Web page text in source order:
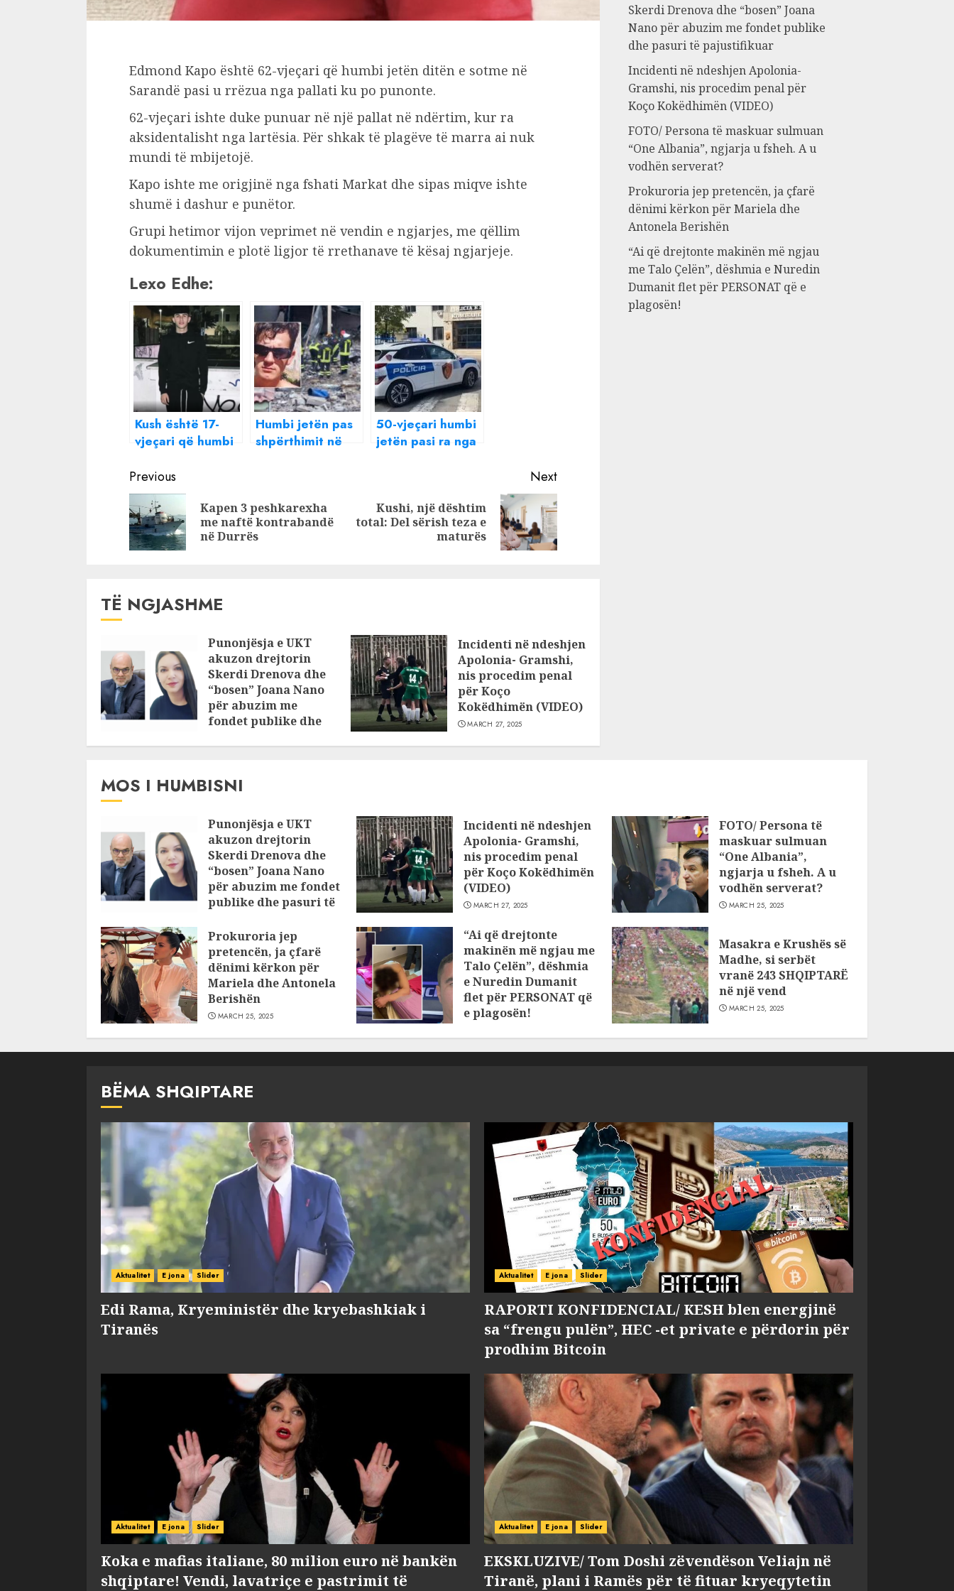
Edmond Kapo është 62-vjeçari që humbi jetën ditën e sotme në
Sarandë pasi u rrëzua nga pallati ku po punonte.
62-vjeçari ishte duke punuar në një pallat në ndërtim, kur ra
aksidentalisht nga lartësia. Për shkak të plagëve të marra ai nuk
mundi të mbijetojë.
Kapo ishte me origjinë nga fshati Markat dhe sipas miqve ishte
shumë i dashur e punëtor.
Grupi hetimor vijon veprimet në vendin e ngjarjes, me qëllim
dokumentimin e plotë ligjor të rrethanave të kësaj ngjarjeje.
Lexo Edhe:
Kush është 17-
vjeçari që humbi
përpiqej t’i
shpëtonte
policisë. Postimi i
fundit në Tik Tok
Humbi jetën pas
shpërthimit në
vjeçari shqiptar!
50-vjeçari humbi
jetën pasi ra nga
administratori i
kompanisë së
Continue
Reading
Previous
Previous
Kapen 3 peshkarexha
me naftë kontrabandë
në Durrës
Next
Next
Kushi, një dështim
total: Del sërish teza e
maturës
TË NGJASHME
Punonjësja e UKT
akuzon drejtorin
Skerdi Drenova dhe
“bosen” Joana Nano
për abuzim me
fondet publike dhe
Incidenti në ndeshjen
Apolonia- Gramshi,
nis procedim penal
për Koço
Kokëdhimën (VIDEO)
MARCH 27, 2025
Skerdi Drenova dhe “bosen” Joana
Nano për abuzim me fondet publike
dhe pasuri të pajustifikuar
Incidenti në ndeshjen Apolonia-
Gramshi, nis procedim penal për
Koço Kokëdhimën (VIDEO)
FOTO/ Persona të maskuar sulmuan
“One Albania”, ngjarja u fsheh. A u
vodhën serverat?
Prokuroria jep pretencën, ja çfarë
dënimi kërkon për Mariela dhe
Antonela Berishën
“Ai që drejtonte makinën më ngjau
me Talo Çelën”, dëshmia e Nuredin
Dumanit flet për PERSONAT që e
plagosën!
MOS I HUMBISNI
Punonjësja e UKT
akuzon drejtorin
Skerdi Drenova dhe
“bosen” Joana Nano
për abuzim me fondet
publike dhe pasuri të
JULY 24, 2025
Incidenti në ndeshjen
Apolonia- Gramshi,
nis procedim penal
për Koço Kokëdhimën
(VIDEO)
MARCH 27, 2025
FOTO/ Persona të
maskuar sulmuan
“One Albania”,
ngjarja u fsheh. A u
vodhën serverat?
MARCH 25, 2025
Prokuroria jep
pretencën, ja çfarë
dënimi kërkon për
Mariela dhe Antonela
Berishën
MARCH 25, 2025
“Ai që drejtonte
makinën më ngjau me
Talo Çelën”, dëshmia
e Nuredin Dumanit
flet për PERSONAT që
e plagosën!
Masakra e Krushës së
Madhe, si serbët
vranë 243 SHQIPTARË
në një vend
MARCH 25, 2025
BËMA SHQIPTARE
Aktualitet E jona Slider
Edi Rama, Kryeministër dhe kryebashkiak i
Tiranës
Aktualitet E jona Slider
RAPORTI KONFIDENCIAL/ KESH blen energjinë
sa “frengu pulën”, HEC -et private e përdorin për
prodhim Bitcoin
Aktualitet E jona Slider
Koka e mafias italiane, 80 milion euro në bankën
shqiptare! Vendi, lavatriçe e pastrimit të
Aktualitet E jona Slider
EKSKLUZIVE/ Tom Doshi zëvendëson Veliajn në
Tiranë, plani i Ramës për të fituar kryeqytetin